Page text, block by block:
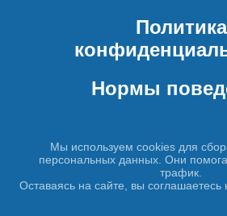
Политика
Нормы
Мы используем cookies для
персональных данных. Они
трафик.
Оставаясь на сайте, вы соглашаетесь